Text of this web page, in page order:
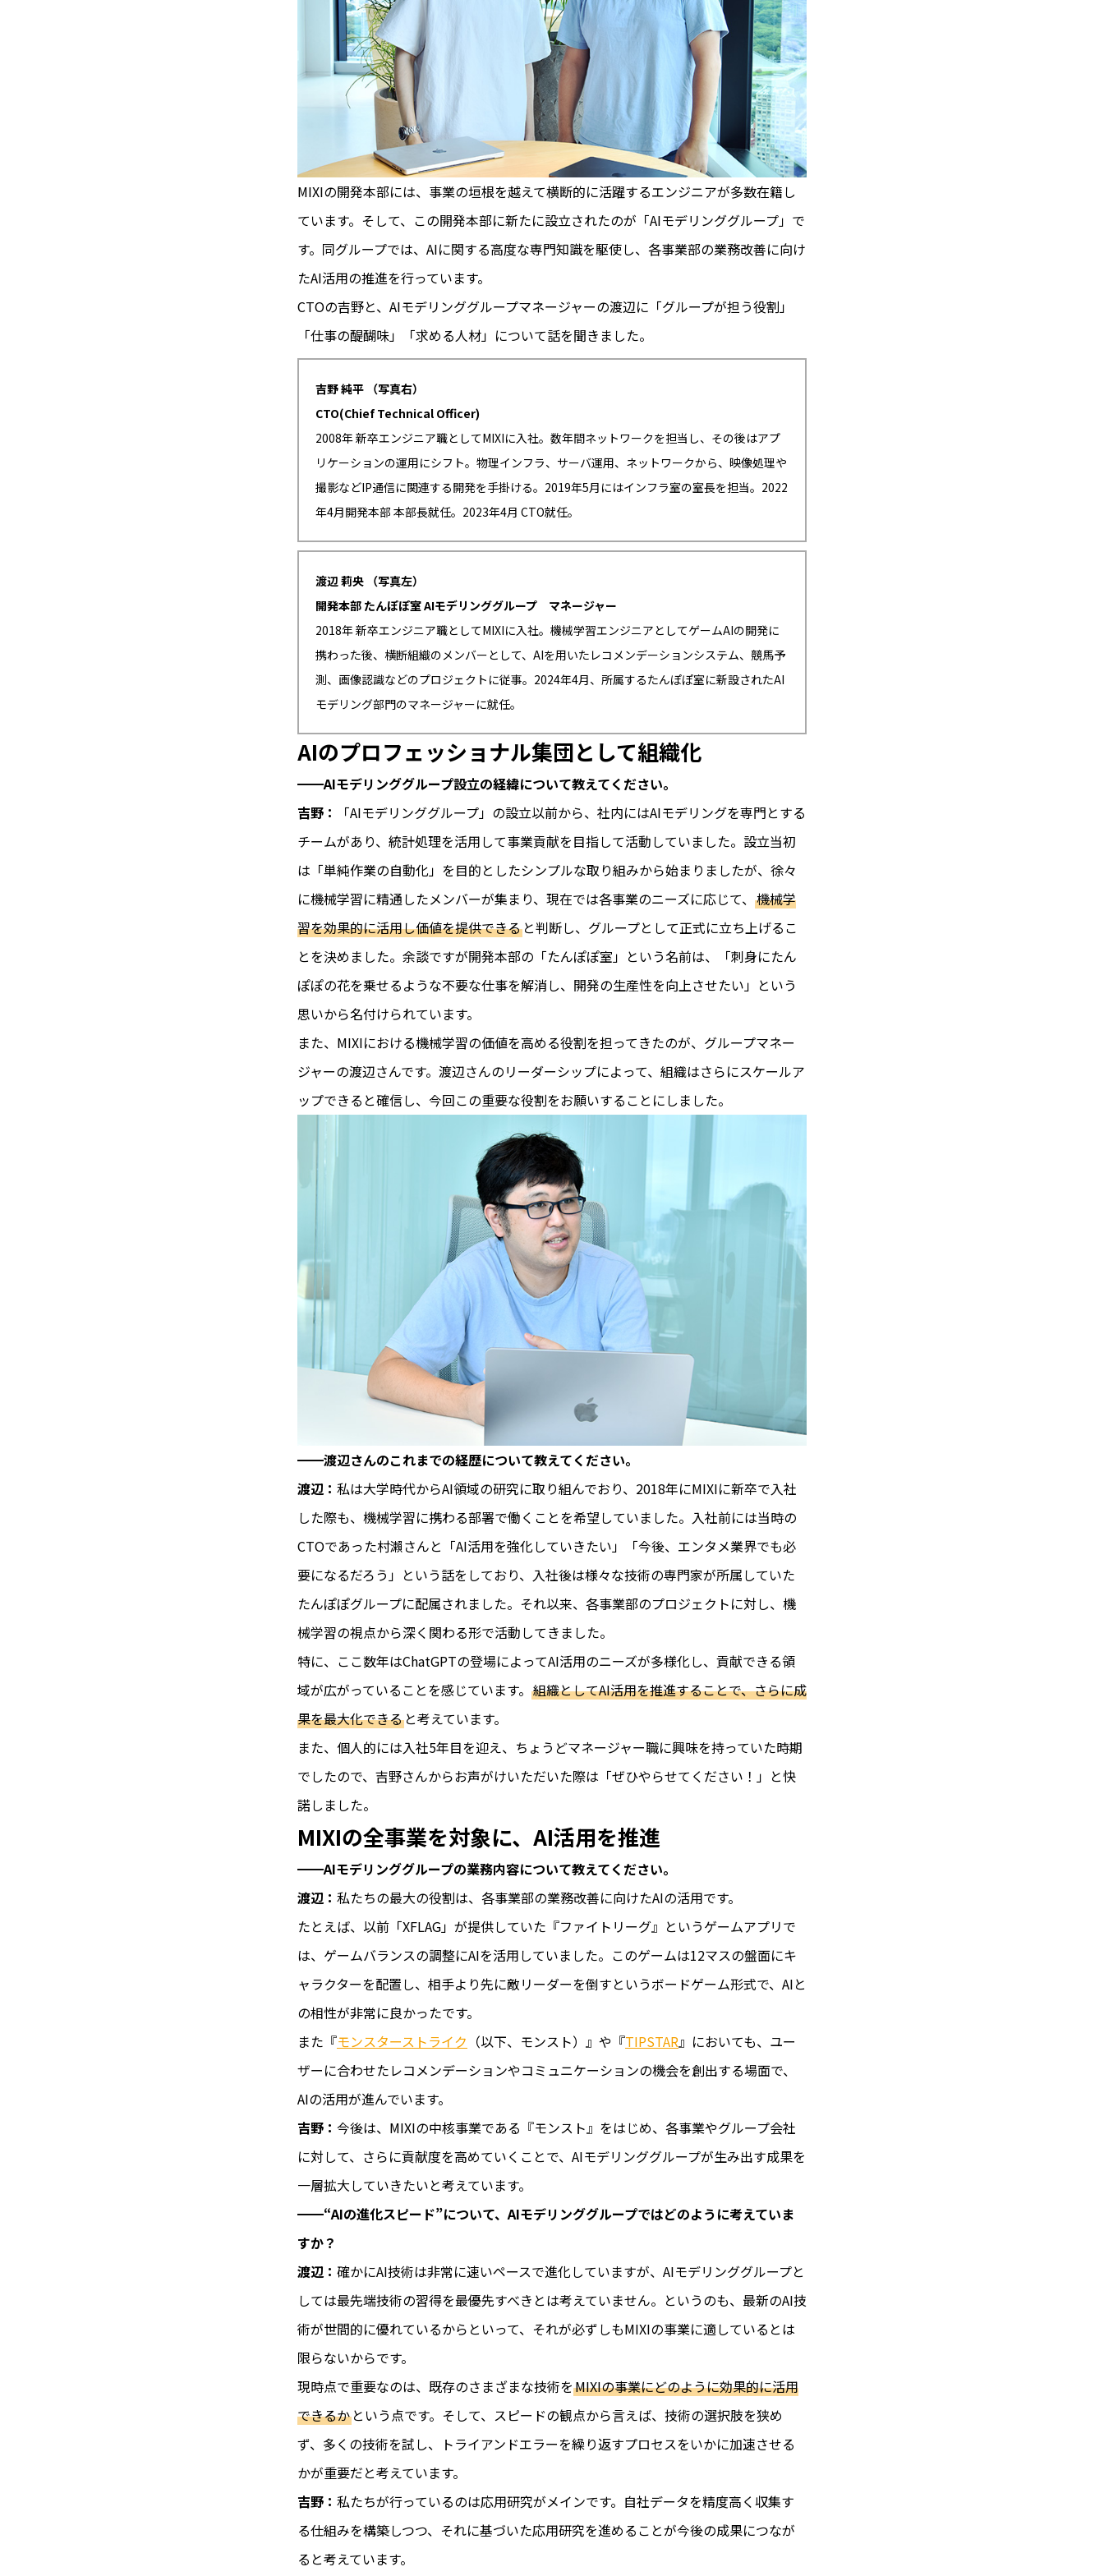
MIXIの開発本部には、事業の垣根を越えて横断的に活躍するエンジニアが多数在籍し
ています。そして、この開発本部に新たに設立されたのが「AIモデリンググループ」で
す。同グループでは、AIに関する高度な専門知識を駆使し、各事業部の業務改善に向け
たAI活用の推進を行っています。
CTOの吉野と、AIモデリンググループマネージャーの渡辺に「グループが担う役割」
「仕事の醍醐味」「求める人材」について話を聞きました。
吉野 純平 （写真右）
CTO(Chief Technical Officer)
2008年 新卒エンジニア職としてMIXIに入社。数年間ネットワークを担当し、その後はアプ
リケーションの運用にシフト。物理インフラ、サーバ運用、ネットワークから、映像処理や
撮影などIP通信に関連する開発を手掛ける。2019年5月にはインフラ室の室長を担当。2022
年4月開発本部 本部長就任。2023年4月 CTO就任。
渡辺 莉央 （写真左）
開発本部 たんぽぽ室 AIモデリンググループ マネージャー
2018年 新卒エンジニア職としてMIXIに入社。機械学習エンジニアとしてゲームAIの開発に
携わった後、横断組織のメンバーとして、AIを用いたレコメンデーションシステム、競馬予
測、画像認識などのプロジェクトに従事。2024年4月、所属するたんぽぽ室に新設されたAI
モデリング部門のマネージャーに就任。
AIのプロフェッショナル集団として組織化
━━AIモデリンググループ設立の経緯について教えてください。
吉野：
「AIモデリンググループ」の設立以前から、社内にはAIモデリングを専門とする
チームがあり、統計処理を活用して事業貢献を目指して活動していました。設立当初
は「単純作業の自動化」を目的としたシンプルな取り組みから始まりましたが、徐々
に機械学習に精通したメンバーが集まり、現在では各事業のニーズに応じて、 機械学
習を効果的に活用し価値を提供できる と判断し、グループとして正式に立ち上げるこ
とを決めました。余談ですが開発本部の「たんぽぽ室」という名前は、「刺身にたん
ぽぽの花を乗せるような不要な仕事を解消し、開発の生産性を向上させたい」という
思いから名付けられています。
また、MIXIにおける機械学習の価値を高める役割を担ってきたのが、グループマネー
ジャーの渡辺さんです。渡辺さんのリーダーシップによって、組織はさらにスケールア
ップできると確信し、今回この重要な役割をお願いすることにしました。
━━渡辺さんのこれまでの経歴について教えてください。
渡辺： 私は大学時代からAI領域の研究に取り組んでおり、2018年にMIXIに新卒で入社
した際も、機械学習に携わる部署で働くことを希望していました。入社前には当時の
CTOであった村瀨さんと「AI活用を強化していきたい」「今後、エンタメ業界でも必
要になるだろう」という話をしており、入社後は様々な技術の専門家が所属していた
たんぽぽグループに配属されました。それ以来、各事業部のプロジェクトに対し、機
械学習の視点から深く関わる形で活動してきました。
特に、ここ数年はChatGPTの登場によってAI活用のニーズが多様化し、貢献できる領
域が広がっていることを感じています。 組織としてAI活用を推進することで、さらに成
果を最大化できる と考えています。
また、個人的には入社5年目を迎え、ちょうどマネージャー職に興味を持っていた時期
でしたので、吉野さんからお声がけいただいた際は「ぜひやらせてください！」と快
諾しました。
MIXIの全事業を対象に、AI活用を推進
━━AIモデリンググループの業務内容について教えてください。
渡辺： 私たちの最大の役割は、各事業部の業務改善に向けたAIの活用です。
たとえば、以前「XFLAG」が提供していた『ファイトリーグ』というゲームアプリで
は、ゲームバランスの調整にAIを活用していました。このゲームは12マスの盤面にキ
ャラクターを配置し、相手より先に敵リーダーを倒すというボードゲーム形式で、AIと
の相性が非常に良かったです。
また『モンスターストライク （以下、モンスト）』や『TIPSTAR』においても、ユー
ザーに合わせたレコメンデーションやコミュニケーションの機会を創出する場面で、
AIの活用が進んでいます。
吉野： 今後は、MIXIの中核事業である『モンスト』をはじめ、各事業やグループ会社
に対して、さらに貢献度を高めていくことで、AIモデリンググループが生み出す成果を
一層拡大していきたいと考えています。
━━“AIの進化スピード”について、AIモデリンググループではどのように考えていま
すか？
渡辺： 確かにAI技術は非常に速いペースで進化していますが、AIモデリンググループと
しては最先端技術の習得を最優先すべきとは考えていません。というのも、最新のAI技
術が世間的に優れているからといって、それが必ずしもMIXIの事業に適しているとは
限らないからです。
現時点で重要なのは、既存のさまざまな技術をMIXIの事業にどのように効果的に活用
できるか という点です。そして、スピードの観点から言えば、技術の選択肢を狭め
ず、多くの技術を試し、トライアンドエラーを繰り返すプロセスをいかに加速させる
かが重要だと考えています。
吉野： 私たちが行っているのは応用研究がメインです。自社データを精度高く収集す
る仕組みを構築しつつ、それに基づいた応用研究を進めることが今後の成果につなが
ると考えています。